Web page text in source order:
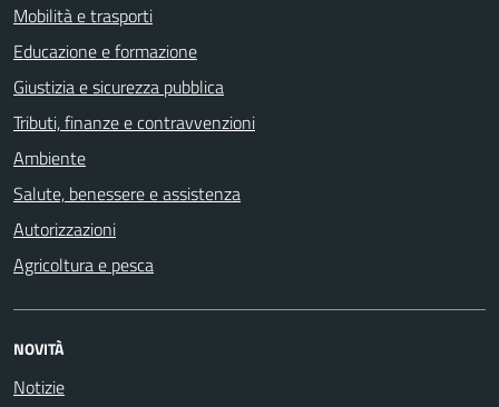
Mobilità e trasporti
Educazione e formazione
Giustizia e sicurezza pubblica
Tributi, finanze e contravvenzioni
Ambiente
Salute, benessere e assistenza
Autorizzazioni
Agricoltura e pesca
NOVITÀ
Notizie